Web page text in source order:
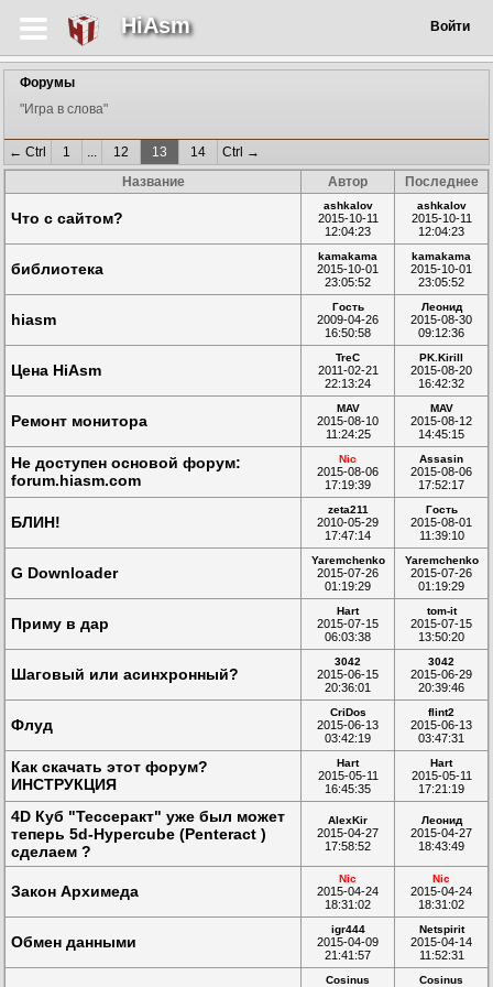
HiAsm Войти
Форумы
"Игра в слова"
← Ctrl 1 ... 12 13 14
Ctrl →
Название
Автор Последнее
Что с сайтом?
ashkalov
2015-10-11
12:04:23
ashkalov
2015-10-11
12:04:23
библиотека
kamakama
2015-10-01
23:05:52
kamakama
2015-10-01
23:05:52
hiasm
Гость
2009-04-26
16:50:58
Леонид
2015-08-30
09:12:36
Цена HiAsm
TreC
2011-02-21
22:13:24
PK.Kirill
2015-08-20
16:42:32
Ремонт монитора
MAV
2015-08-10
11:24:25
MAV
2015-08-12
14:45:15
Не доступен основой форум:
forum.hiasm.com
Nic
2015-08-06
17:19:39
Assasin
2015-08-06
17:52:17
БЛИН!
zeta211
2010-05-29
17:47:14
Гость
2015-08-01
11:39:10
G Downloader
Yaremchenko
2015-07-26
01:19:29
Yaremchenko
2015-07-26
01:19:29
Приму в дар
Hart
2015-07-15
06:03:38
tom-it
2015-07-15
13:50:20
Шаговый или асинхронный?
3042
2015-06-15
20:36:01
3042
2015-06-29
20:39:46
Флуд
CriDos
2015-06-13
03:42:19
flint2
2015-06-13
03:47:31
Как скачать этот форум?
ИНСТРУКЦИЯ
Hart
2015-05-11
16:45:35
Hart
2015-05-11
17:21:19
4D Куб "Тессеракт" уже был может
теперь 5d-Hypercube (Penteract )
сделаем ?
AlexKir
2015-04-27
17:58:52
Леонид
2015-04-27
18:43:49
Закон Архимеда
Nic
2015-04-24
18:31:02
Nic
2015-04-24
18:31:02
Обмен данными
igr444
2015-04-09
21:41:57
Netspirit
2015-04-14
11:52:31
Cosinus Cosinus